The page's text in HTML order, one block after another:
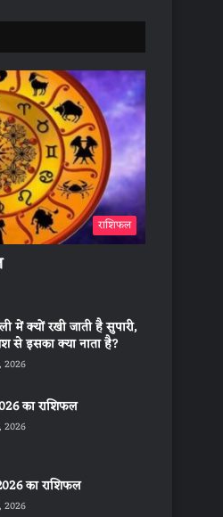
राशिफल
में क्यों रखी जाती है सुपारी,
से इसका क्या नाता है?
2026
का राशिफल
2026
का राशिफल
2026